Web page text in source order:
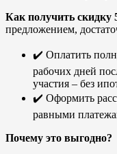
Как получить скидку
предложением,
✔️ Оплатить
рабочих дней
участия – без
✔️ Оформить
равными
Почему это выгодно?